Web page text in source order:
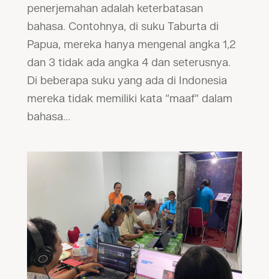
penerjemahan adalah keterbatasan
bahasa. Contohnya, di suku Taburta di
Papua, mereka hanya mengenal angka 1,2
dan 3 tidak ada angka 4 dan seterusnya.
Di beberapa suku yang ada di Indonesia
mereka tidak memiliki kata “maaf” dalam
bahasa...